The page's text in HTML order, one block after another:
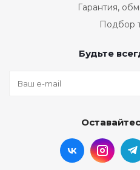
Гарантия,
Подбор
Будьте